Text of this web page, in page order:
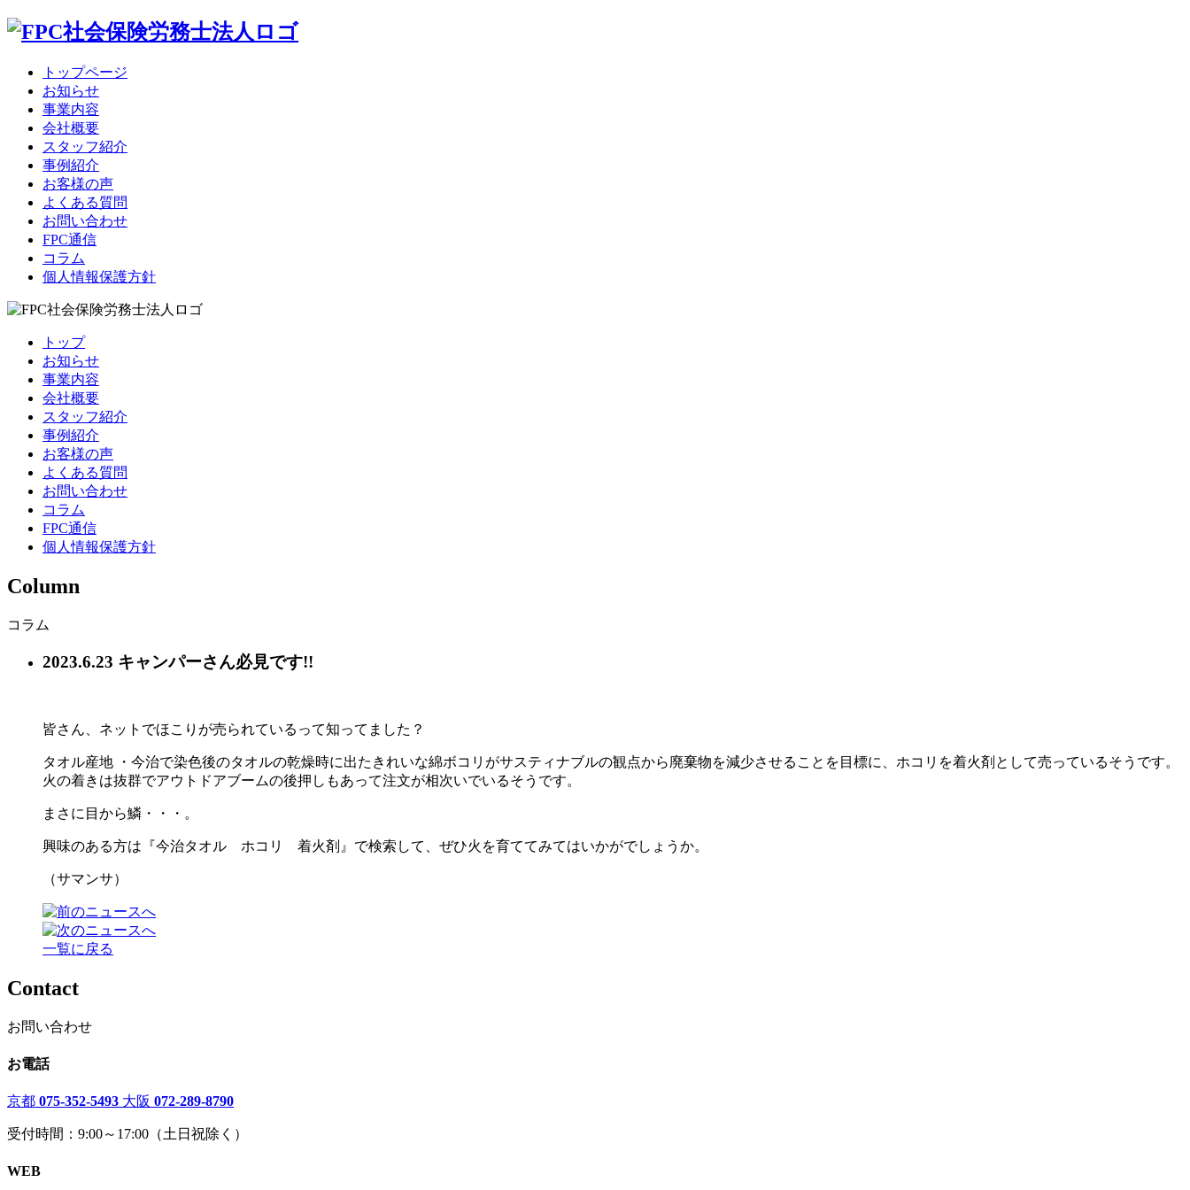
トップページ
お知らせ
事業内容
会社概要
スタッフ紹介
事例紹介
お客様の声
よくある質問
お問い合わせ
FPC通信
コラム
個人情報保護方針
トップ
お知らせ
事業内容
会社概要
スタッフ紹介
事例紹介
お客様の声
よくある質問
お問い合わせ
コラム
FPC通信
個人情報保護方針
Column
コラム
2023.6.23 キャンパーさん必見です!!
皆さん、ネットでほこりが売られているって知ってました？
タオル産地 ・今治で染色後のタオルの乾燥時に出たきれいな綿ボコリがサスティナブルの観点から廃棄物を減少させることを目標に、ホコリを着火剤として売っているそうです。
火の着きは抜群でアウトドアブームの後押しもあって注文が相次いでいるそうです。
まさに目から鱗・・・。
興味のある方は『今治タオル ホコリ 着火剤』で検索して、ぜひ火を育ててみてはいかがでしょうか。
（サマンサ）
一覧に戻る
Contact
お問い合わせ
お電話
京都 075-352-5493 大阪 072-289-8790
受付時間：9:00～17:00（土日祝除く）
WEB